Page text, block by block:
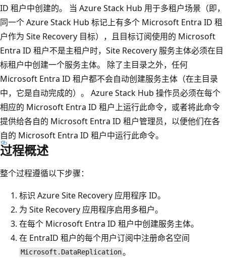
ID 租户中创建的。 当 Azure Stack Hub 用于多租户场景（即，
同一个 Azure Stack Hub 标记上有多个 Microsoft Entra ID 租
户作为 Site Recovery 目标），且目标订阅使用的 Microsoft
Entra ID 租户不是主租户时，Site Recovery 服务主体必须在目
标租户中创建一个服务主体。 除了主目录之外，任何
Microsoft Entra ID 租户都不会自动创建服务主体（在主目录
中，它是自动完成的）。 Azure Stack Hub 操作员必须在每个
相应的 Microsoft Entra ID 租户上运行此命令，或者将此命令
提供给各自的 Microsoft Entra ID 租户管理员，以便他们在各
自的 Microsoft Entra ID 租户中运行此命令。
过程概述
整个过程遵循以下步骤：
标识 Azure Site Recovery 应用程序 ID。
为 Site Recovery 应用程序启用多租户。
在每个 Microsoft Entra ID 租户中创建服务主体。
在 EntraID 租户的每个用户订阅中注册命名空间
Microsoft.DataReplication。